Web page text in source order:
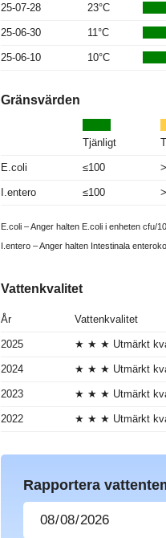
25-07-28 23°C
25-06-30 11°C
25-06-10 10°C
Gränsvärden
Tjänligt
E.coli ≤100
I.entero ≤100
E.coli – Anger halten E.coli i enheten cfu/
I.entero – Anger halten Intestinala
Vattenkvalitet
År Vattenkvalitet
2025 ★ ★ ★ Utmärkt
2024 ★ ★ ★ Utmärkt
2023 ★ ★ ★ Utmärkt
2022 ★ ★ ★ Utmärkt
Rapportera